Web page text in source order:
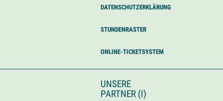
DATENSCHUTZERKLÄRUNG
STUNDENRASTER
ONLINE-TICKETSYSTEM
UNSERE
PARTNER (I)